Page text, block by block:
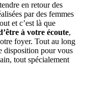
en retour des
par des femmes
et c’est là que
à votre écoute,
foyer. Tout au long
disposition pour vous
tout spécialement